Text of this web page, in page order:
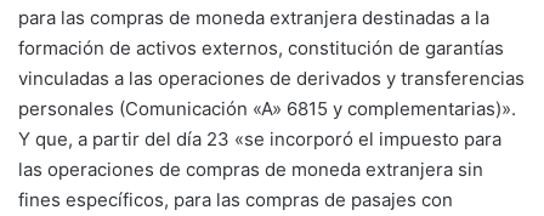
para las compras de moneda extranjera destinadas a la
formación de activos externos, constitución de garantías
vinculadas a las operaciones de derivados y transferencias
personales (Comunicación «A» 6815 y complementarias)».
Y que, a partir del día 23 «se incorporó el impuesto para
las operaciones de compras de moneda extranjera sin
fines específicos, para las compras de pasajes con